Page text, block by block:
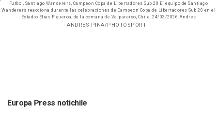
Futbol, Santiago Wanderers, Campeon Copa de Libertadores Sub 20 El equipo de Santiago
Wanderers reacciona durante las celebraciones de Campeon Copa de Libertadores Sub 20 en el
Estadio Elias Figueroa, de la comuna de Valparaiso, Chile. 24/03/2026 Andres
- ANDRES PINA/PHOTOSPORT
Europa Press notichile